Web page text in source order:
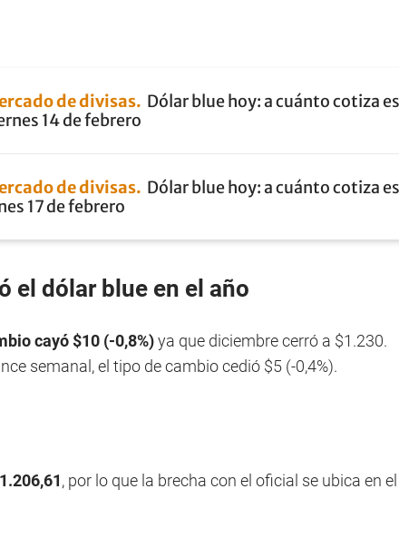
de divisas Dólar blue hoy: a cuánto cotiza
14 de febrero
de divisas Dólar blue hoy: a cuánto cotiza
17 de febrero
el dólar blue en el año
cayó $10 (-0,8%)ya que diciembre cerró a $1.230.
semanal, el tipo de cambio cedió $5 (-0,4%).
, por lo que la brecha con el oficial se ubica en el